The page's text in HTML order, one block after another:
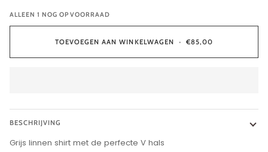
ALLEEN 1 NOG OP VOORRAAD
TOEVOEGEN AAN WINKELWAGEN • €85,00
BESCHRIJVING
Grijs linnen shirt met de perfecte V hals